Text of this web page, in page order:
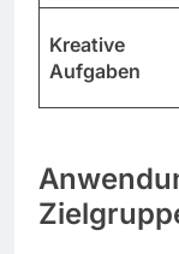
Kreative
Aufgaben